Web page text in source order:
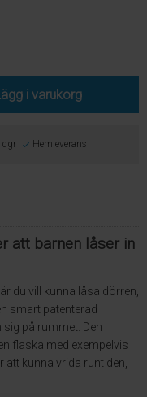
i varukorg
dgr Hemleverans
att barnen låser in
du vill kunna låsa dörren,
smart patenterad
på rummet. Den
flaska med exempelvis
kunna vrida runt den,